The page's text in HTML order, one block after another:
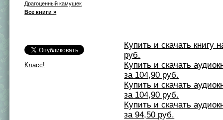
Драгоценный камушек
Все книги »
Класс!
Купить и скачать книгу
руб.
Купить и скачать
за 104,90 руб.
Купить и скачать
за 104,90 руб.
Купить и скачать
за 94,50 руб.